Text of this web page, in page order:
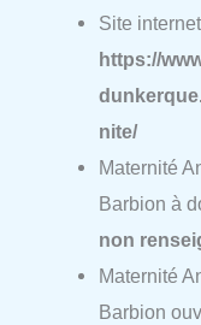
Site
https://
nite/
Maternité
Barbion à
non
Maternité
Barbion